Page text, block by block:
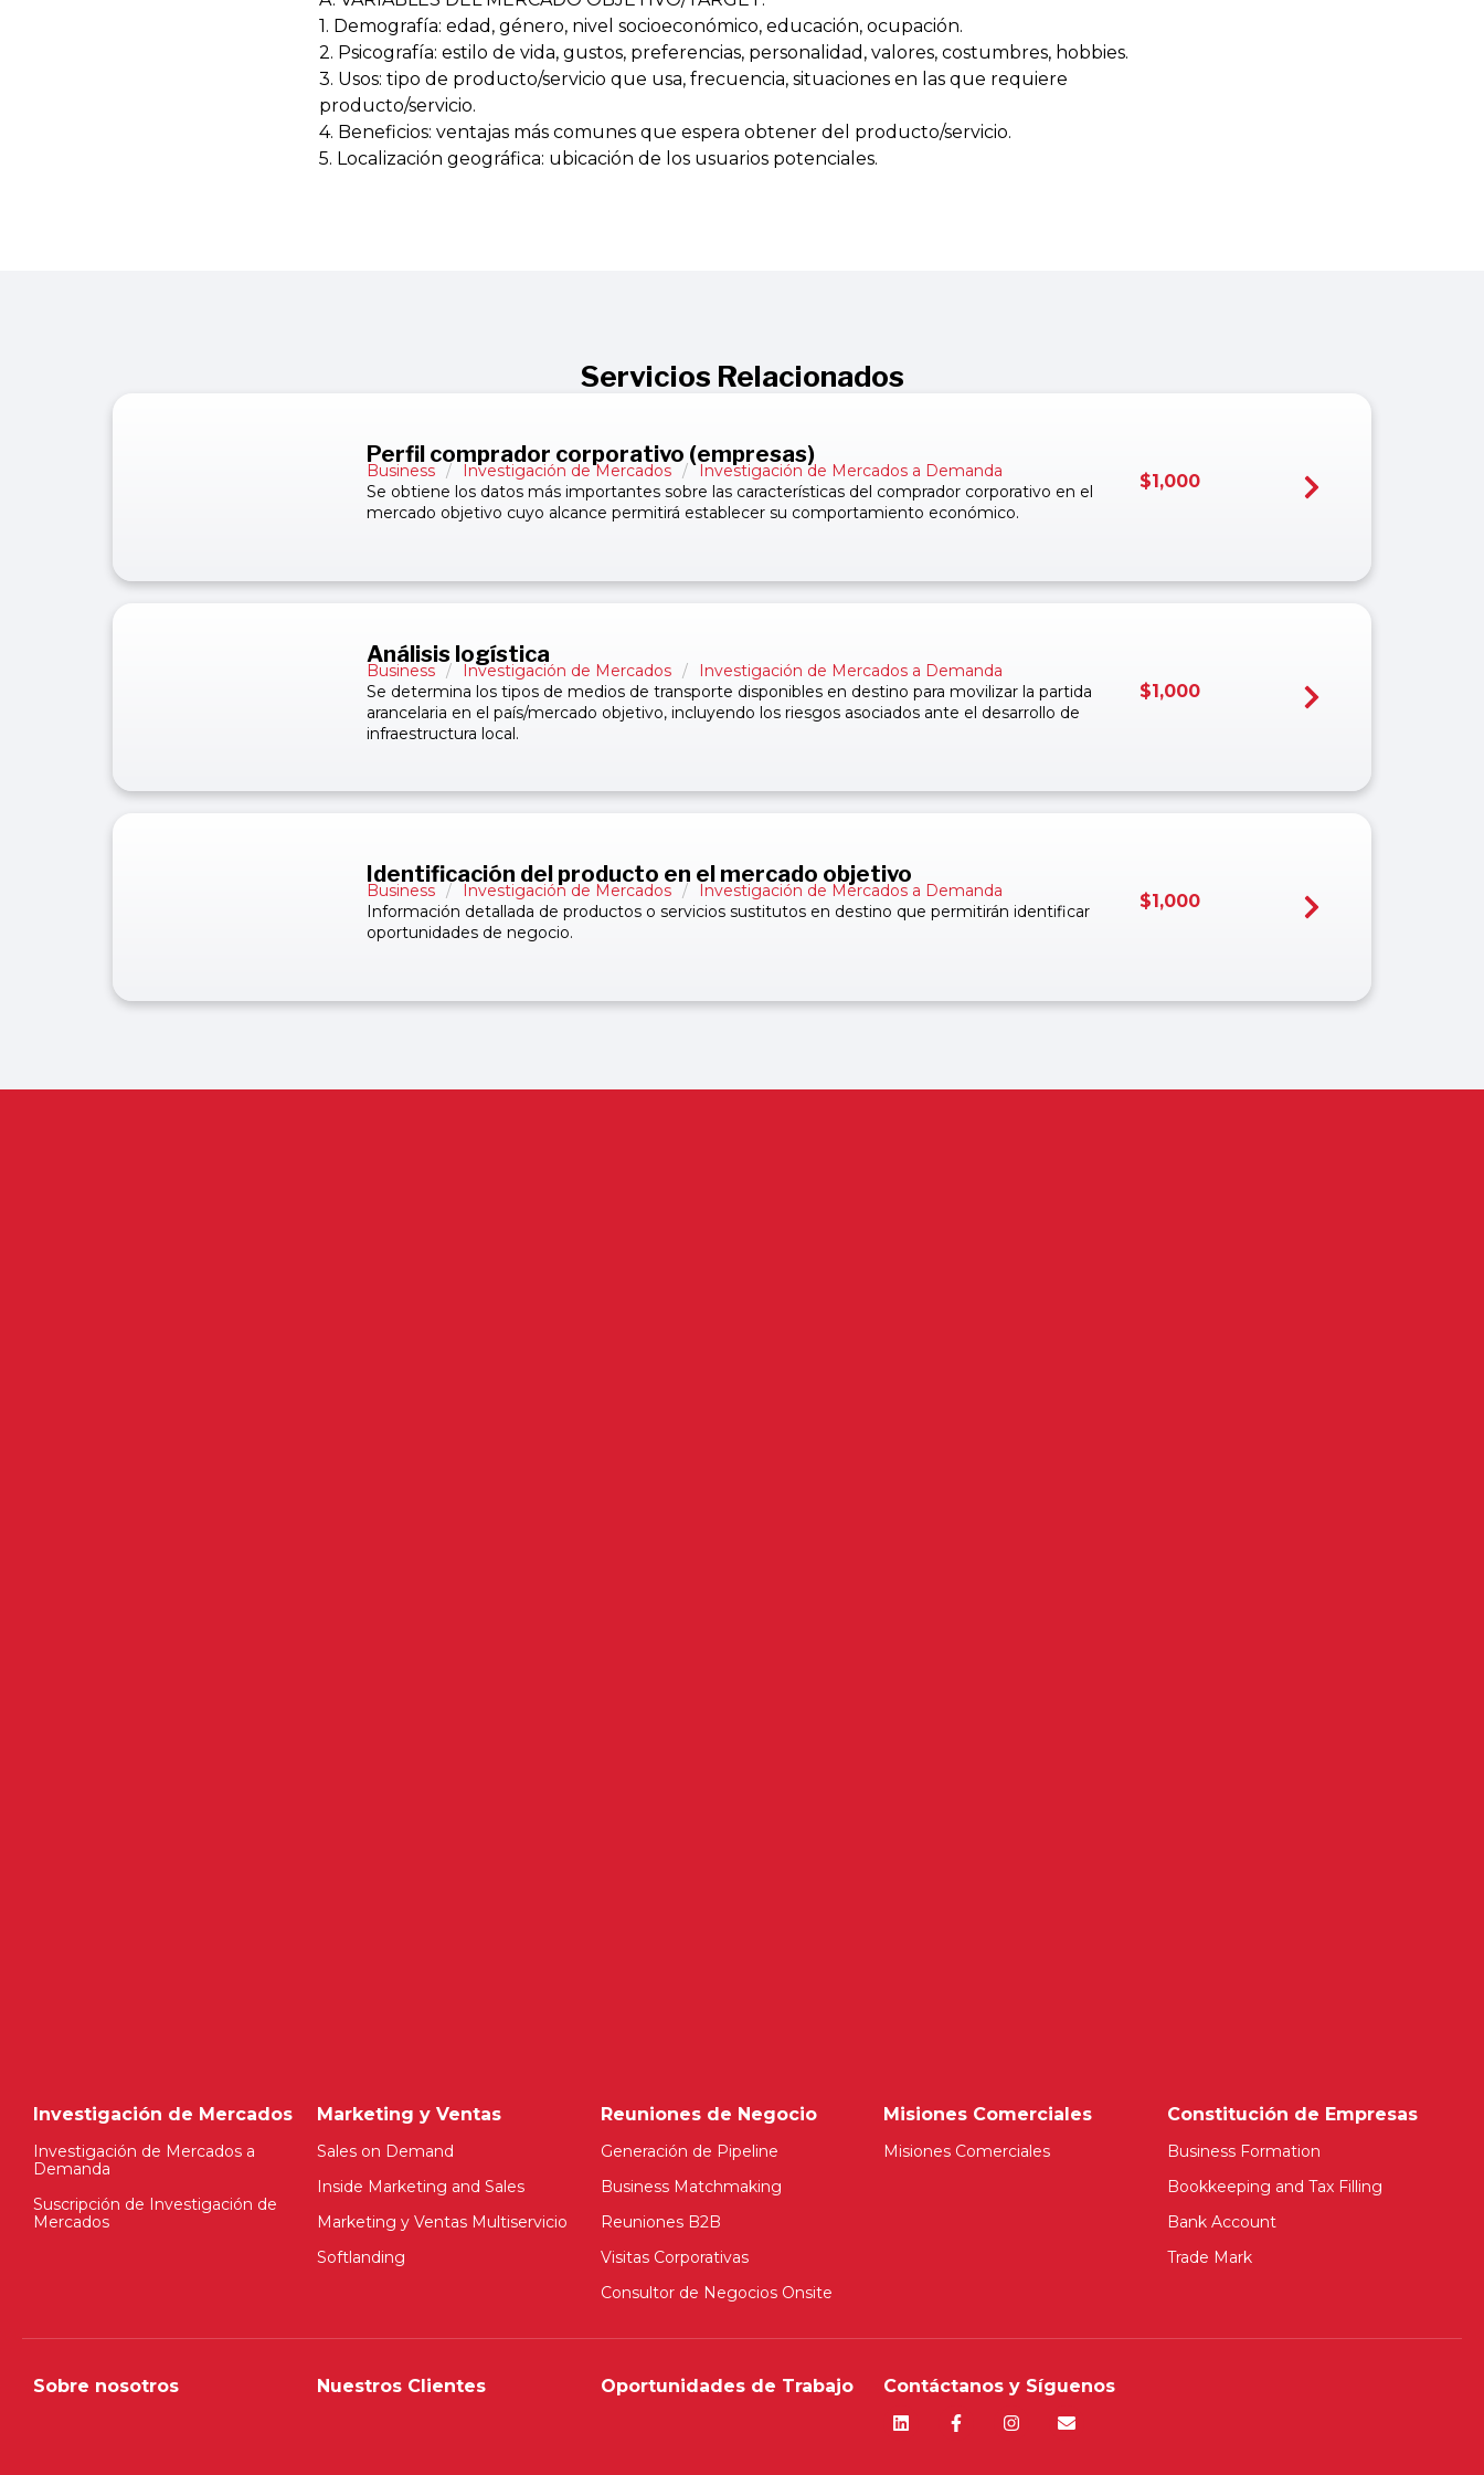
1. Demografía: edad, género, nivel socioeconómico, educación, ocupación.
2. Psicografía: estilo de vida, gustos, preferencias, personalidad, valores, costumbres, hobbies.
3. Usos: tipo de producto/servicio que usa, frecuencia, situaciones en las que requiere
producto/servicio.
4. Beneficios: ventajas más comunes que espera obtener del producto/servicio.
5. Localización geográfica: ubicación de los usuarios potenciales.
Servicios Relacionados
Perfil comprador corporativo (empresas)
Business / Investigación de Mercados /
Investigación de Mercados a Demanda
Se obtiene los datos más importantes sobre las características del comprador corporativo en el
mercado objetivo cuyo alcance permitirá establecer su comportamiento económico.
$1,000
Análisis logística
Business / Investigación de Mercados /
Investigación de Mercados a Demanda
Se determina los tipos de medios de transporte disponibles en destino para movilizar la partida
arancelaria en el país/mercado objetivo, incluyendo los riesgos asociados ante el desarrollo de
infraestructura local.
$1,000
Identificación del producto en el mercado objetivo
Business / Investigación de Mercados /
Investigación de Mercados a Demanda
Información detallada de productos o servicios sustitutos en destino que permitirán identificar
oportunidades de negocio.
$1,000
Investigación de Mercados
Investigación de Mercados a
Demanda
Suscripción de Investigación de
Mercados
Marketing y Ventas
Sales on Demand
Inside Marketing and Sales
Marketing y Ventas Multiservicio
Softlanding
Reuniones de Negocio
Generación de Pipeline
Business Matchmaking
Reuniones B2B
Visitas Corporativas
Consultor de Negocios Onsite
Misiones Comerciales
Misiones Comerciales
Constitución de Empresas
Business Formation
Bookkeeping and Tax Filling
Bank Account
Trade Mark
Sobre nosotros Nuestros Clientes Oportunidades de Trabajo Contáctanos y Síguenos